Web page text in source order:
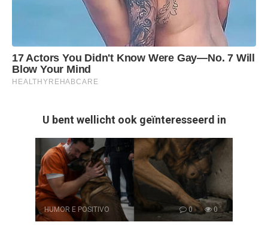
U bent wellicht ook geïnteresseerd in
HUMOR E POSITIVO 0 0